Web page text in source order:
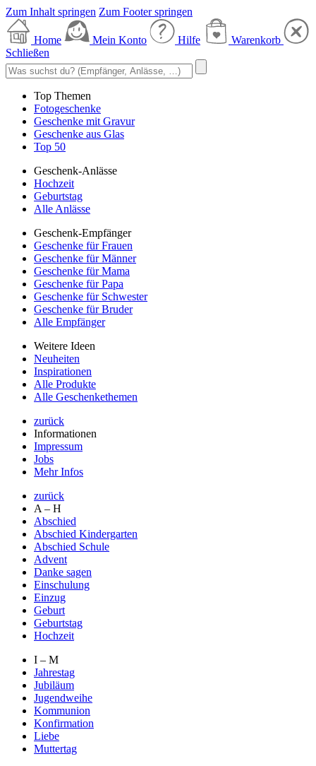
Zum Inhalt springen Zum Footer springen
Home Mein Konto Hilfe
Warenkorb
Schließen
Top Themen
Fotogeschenke
Geschenke mit Gravur
Geschenke aus Glas
Top 50
Geschenk-Anlässe
Hochzeit
Geburtstag
Alle Anlässe
Geschenk-Empfänger
Geschenke für Frauen
Geschenke für Männer
Geschenke für Mama
Geschenke für Papa
Geschenke für Schwester
Geschenke für Bruder
Alle Empfänger
Weitere Ideen
Neuheiten
Inspirationen
Alle Produkte
Alle Geschenkethemen
zurück
Informationen
Impressum
Jobs
Mehr Infos
zurück
A – H
Abschied
Abschied Kindergarten
Abschied Schule
Advent
Danke sagen
Einschulung
Einzug
Geburt
Geburtstag
Hochzeit
I – M
Jahrestag
Jubiläum
Jugendweihe
Kommunion
Konfirmation
Liebe
Muttertag